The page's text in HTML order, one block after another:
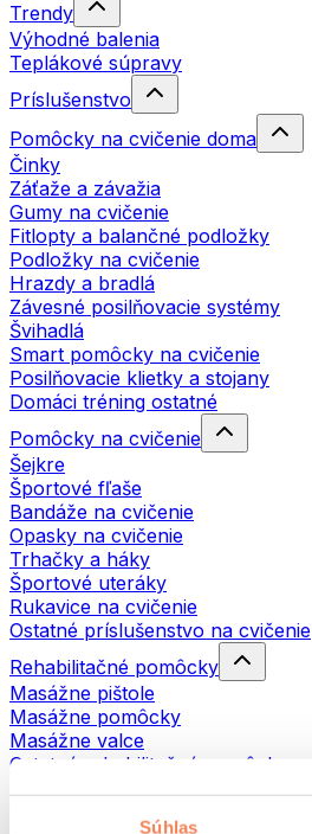
Súhlas
Trendy
Výhodné balenia
Teplákové súpravy
Príslušenstvo
Pomôcky na cvičenie doma
Činky
Záťaže a závažia
Gumy na cvičenie
Fitlopty a balančné podložky
Podložky na cvičenie
Hrazdy a bradlá
Závesné posilňovacie systémy
Švihadlá
Smart pomôcky na cvičenie
Posilňovacie klietky a stojany
Domáci tréning ostatné
Pomôcky na cvičenie
Šejkre
Športové fľaše
Bandáže na cvičenie
Opasky na cvičenie
Trhačky a háky
Športové uteráky
Rukavice na cvičenie
Ostatné príslušenstvo na cvičenie
Rehabilitačné pomôcky
Masážne pištole
Masážne pomôcky
Masážne valce
Ostatné rehabilitačné pomôcky
Tašky a batohy
Tašky na jedlo a príslušenstvo